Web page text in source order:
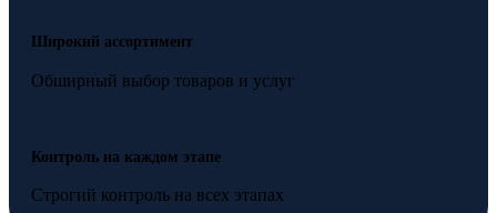
Широкий ассортимент
Обширный выбор товаров и услуг
Контроль на каждом этапе
Строгий контроль на всех этапах